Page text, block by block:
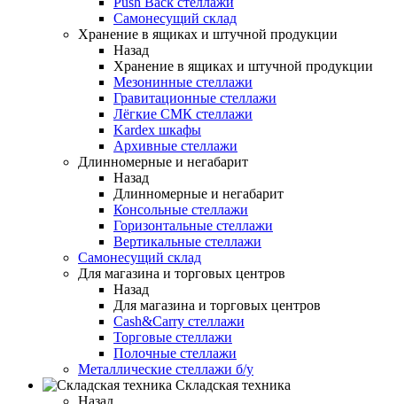
Самонесущий склад
Хранение в ящиках и штучной продукции
Назад
Хранение в ящиках и штучной продукции
Мезонинные стеллажи
Гравитационные стеллажи
Лёгкие СМК стеллажи
Kardex шкафы
Архивные стеллажи
Длинномерные и негабарит
Назад
Длинномерные и негабарит
Консольные стеллажи
Горизонтальные стеллажи
Вертикальные стеллажи
Самонесущий склад
Для магазина и торговых центров
Назад
Для магазина и торговых центров
Cash&Carry стеллажи
Торговые стеллажи
Полочные стеллажи
Металлические стеллажи б/у
Складская техника
Назад